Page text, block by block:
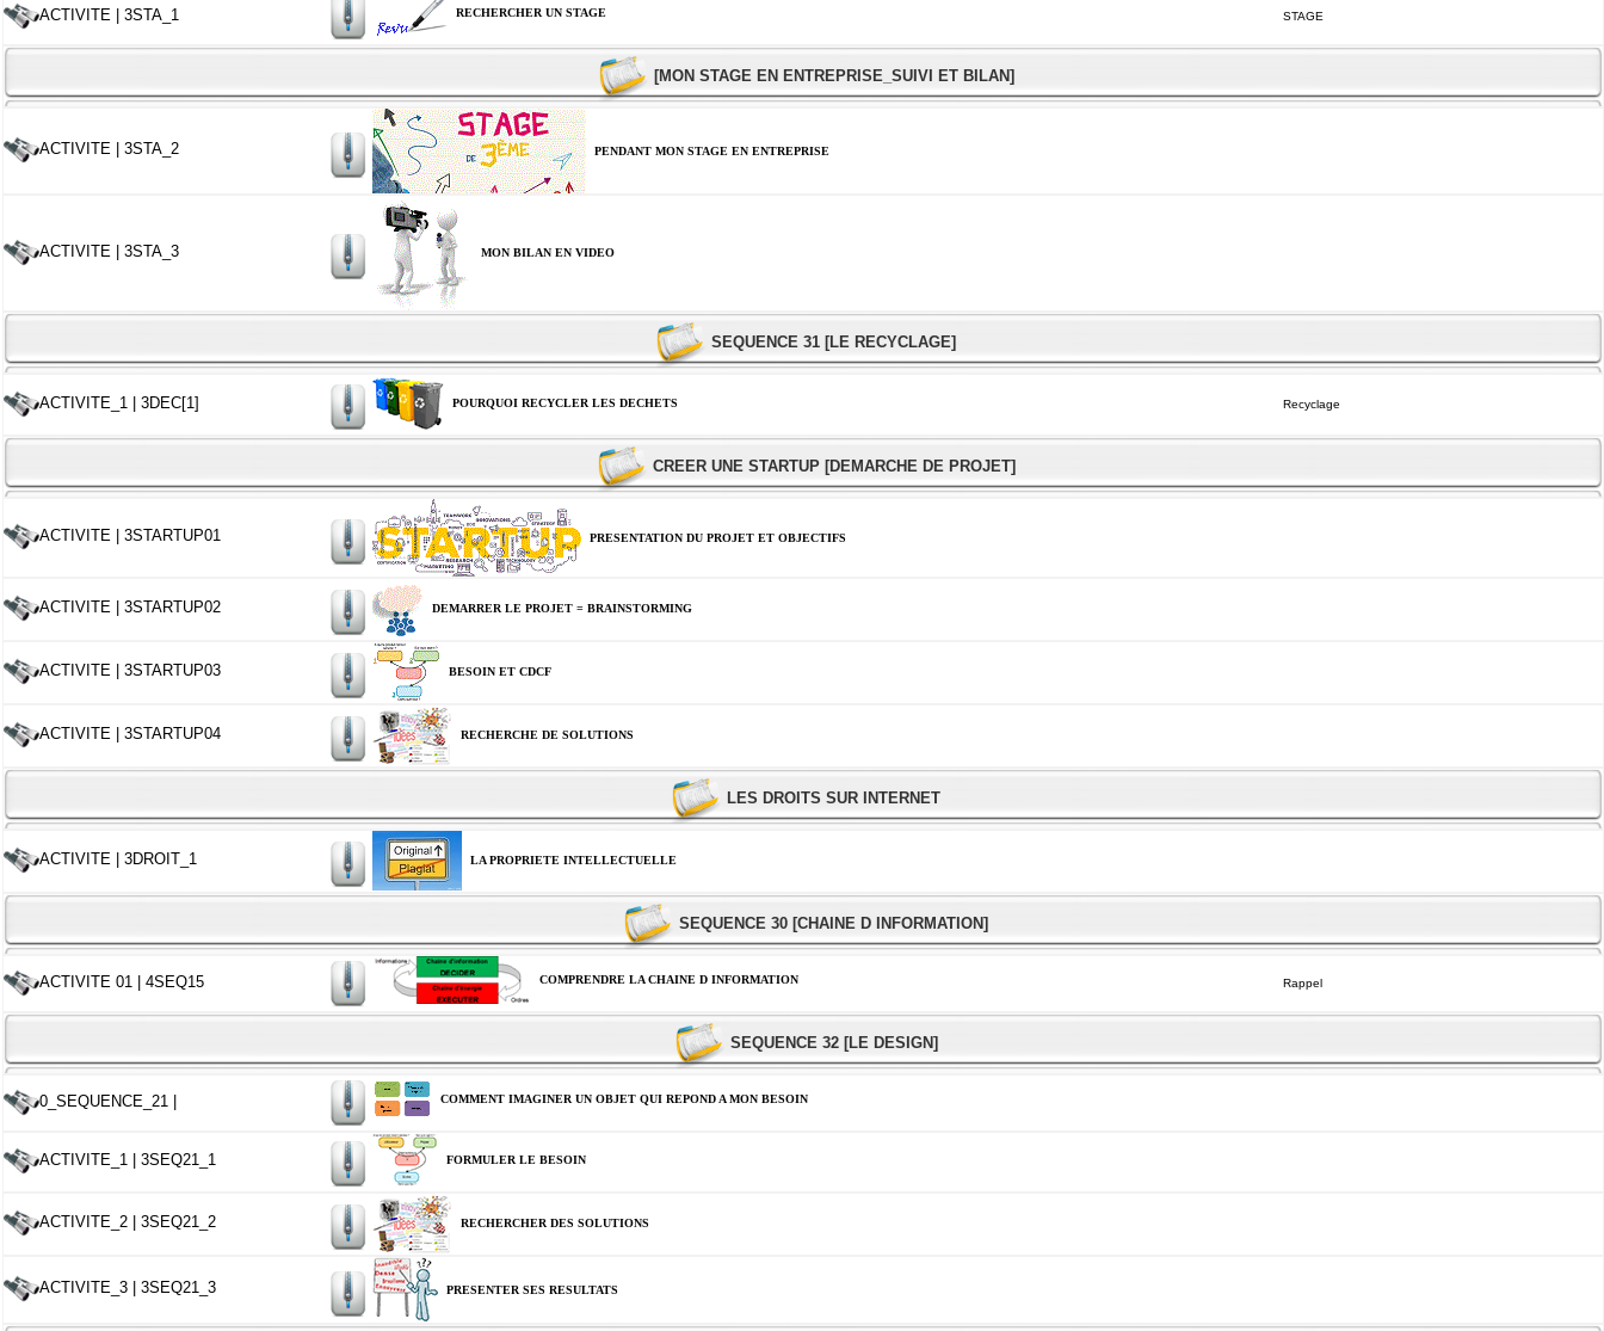
ACTIVITE | 3STA_1 RECHERCHER UN STAGE STAGE
[MON STAGE EN ENTREPRISE_SUIVI ET BILAN]
ACTIVITE | 3STA_2 PENDANT MON STAGE EN ENTREPRISE
ACTIVITE | 3STA_3 MON BILAN EN VIDEO
SEQUENCE 31 [LE RECYCLAGE]
ACTIVITE_1 | 3DEC[1] POURQUOI RECYCLER LES DECHETS Recyclage
CREER UNE STARTUP [DEMARCHE DE PROJET]
ACTIVITE | 3STARTUP01 PRESENTATION DU PROJET ET OBJECTIFS
ACTIVITE | 3STARTUP02 DEMARRER LE PROJET = BRAINSTORMING
ACTIVITE | 3STARTUP03 BESOIN ET CDCF
ACTIVITE | 3STARTUP04 RECHERCHE DE SOLUTIONS
LES DROITS SUR INTERNET
ACTIVITE | 3DROIT_1 LA PROPRIETE INTELLECTUELLE
SEQUENCE 30 [CHAINE D INFORMATION]
ACTIVITE 01 | 4SEQ15 COMPRENDRE LA CHAINE D INFORMATION Rappel
SEQUENCE 32 [LE DESIGN]
0_SEQUENCE_21 | COMMENT IMAGINER UN OBJET QUI REPOND A MON BESOIN
ACTIVITE_1 | 3SEQ21_1 FORMULER LE BESOIN
ACTIVITE_2 | 3SEQ21_2 RECHERCHER DES SOLUTIONS
ACTIVITE_3 | 3SEQ21_3 PRESENTER SES RESULTATS